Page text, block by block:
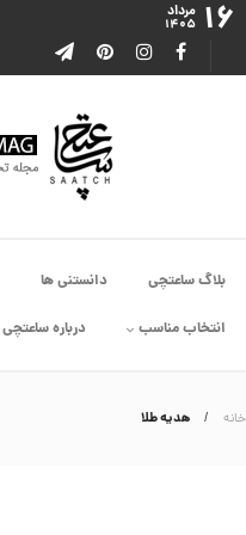
۱۶ مرداد
۱۴۰۵
بلاگ ساعتچی دانستنی ها
انتخاب مناسب درباره ساعتچی
خانه هدیه طلا
ز
ک
ک
8